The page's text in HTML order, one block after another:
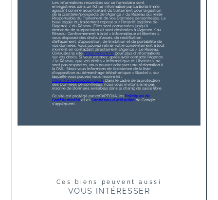
Les informations recueillies sur ce formulaire sont
enregistrées dans un fichier informatisé par La Boite Immo
agissant comme Sous-traitant du traitement pour la gestion
de la clientèle/prospects de l'Agence / du Réseau qui reste
Responsable du Traitement de vos Données personnelles. La
base légale du traitement repose sur l'intérêt légitime de
l'Agence / du Réseau. Elles sont conservées jusqu'à
demande de suppression et sont destinées à l'Agence / au
Réseau. Conformément à la loi « informatique et libertés »,
vous disposez des droits d’accès, de rectification,
d’effacement, d’opposition, de limitation et de portabilité de
vos données. Vous pouvez retirer votre consentement à tout
moment en contactant directement l’Agence / Le Réseau.
Consultez le site https://cnil.fr/fr pour plus d’informations
sur vos droits. Si vous estimez, après avoir contacté l'Agence
/ le Réseau, que vos droits « Informatique et Libertés » ne
sont pas respectés, vous pouvez adresser une réclamation à
la CNIL. Nous vous informons de l’existence de la liste
d'opposition au démarchage téléphonique « Bloctel », sur
laquelle vous pouvez vous inscrire ici :
https://www.bloctel.gouv.fr. Dans le cadre de la protection
des Données personnelles, nous vous invitons à ne pas
inscrire de Données sensibles dans le champ de saisie libre.
Ce site est protégé par reCAPTCHA, les Politiques de
Confidentialité et esConditions d'utilisation de Google
s'appliquent.
Ces biens peuvent aussi
VOUS INTÉRESSER